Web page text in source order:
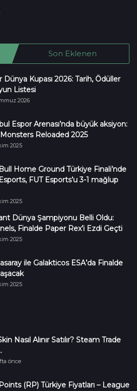
Son Eklenen
Dünya Kupası 2026: Tarih, Ödüller
Listesi
2026
Espor Arenası’nda büyük aksiyon:
Reloaded 2025
2025
Home Ground Türkiye Finali’nde
FUT Esports’u 3-1 mağlup
2025
Dünya Şampiyonu Belli Oldu:
Finalde Paper Rex’i Ezdi Geçti
2025
ile Galakticos ESA’da Finalde
2025
Nasıl Alınır Satılır? Steam Trade
önce
(RP) Türkiye Fiyatları – League